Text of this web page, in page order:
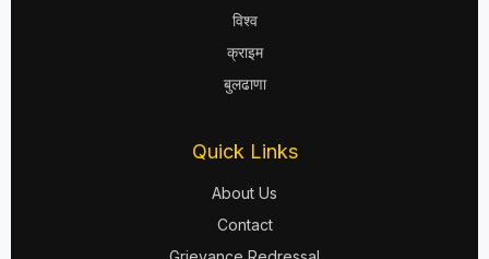
विश्व
क्राइम
बुलढाणा
Quick Links
About Us
Contact